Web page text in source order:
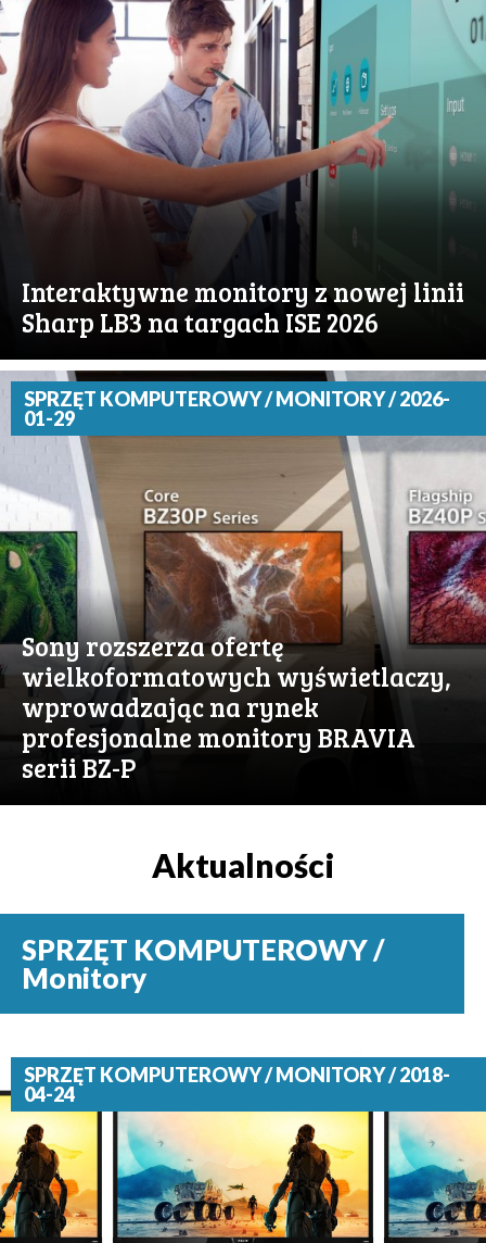
Interaktywne monitory z nowej linii
Sharp LB3 na targach ISE 2026
SPRZĘT KOMPUTEROWY / MONITORY / 2026-
01-29
Sony rozszerza ofertę
wielkoformatowych wyświetlaczy,
wprowadzając na rynek
profesjonalne monitory BRAVIA
serii BZ-P
Aktualności
SPRZĘT KOMPUTEROWY /
Monitory
SPRZĘT KOMPUTEROWY / MONITORY / 2018-
04-24